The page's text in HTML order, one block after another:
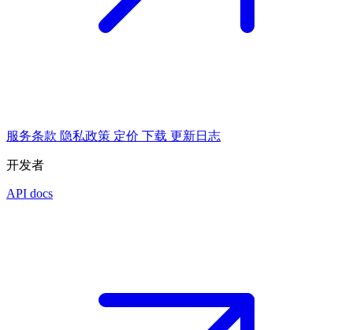
服务条款 隐私政策 定价 下载 更新日志
开发者
API docs